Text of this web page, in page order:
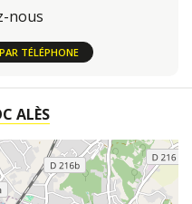
nous
PAR TÉLÉPHONE
ALÈS